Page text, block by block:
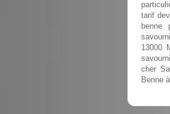
tarif
benne
13000
cher
Benne